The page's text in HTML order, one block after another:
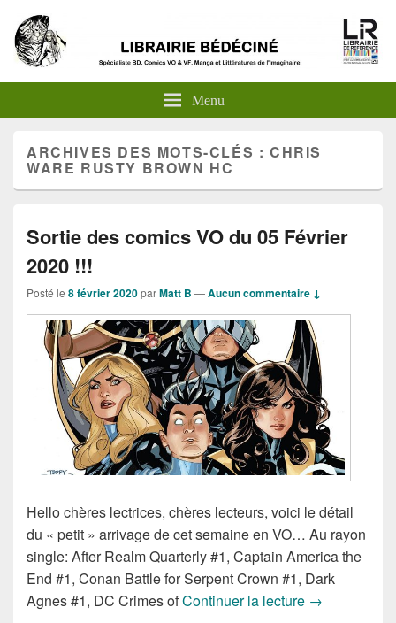
Menu
ARCHIVES DES MOTS-CLÉS :CHRIS
WARE RUSTY BROWN HC
Sortie des comics VO du 05 Février
2020 !!!
Posté le 8 février 2020parMatt B —Aucun commentaire ↓
Hello chères lectrices, chères lecteurs, voici le détail
du « petit » arrivage de cet semaine en VO… Au rayon
single: After Realm Quarterly #1, Captain America the
End #1, Conan Battle for Serpent Crown #1, Dark
Agnes #1, DC Crimes ofContinuer la lecture Sortie des
→